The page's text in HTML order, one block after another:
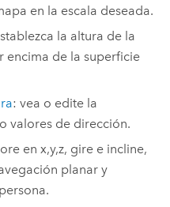
en la escala deseada.
la altura de la
encima de la superficie
: vea o edite la
valores de dirección.
en x,y,z, gire e incline,
planar y